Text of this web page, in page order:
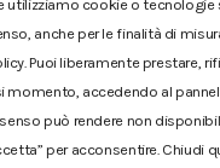
|Cookie|Reclamo|
|Copyright
S.p.A. Numero
già iscritta al
utilizziamo cookie o tecnologie
anche per le finalità di
Puoi liberamente prestare,
momento, accedendo al
può rendere non
per acconsentire. Chiudi